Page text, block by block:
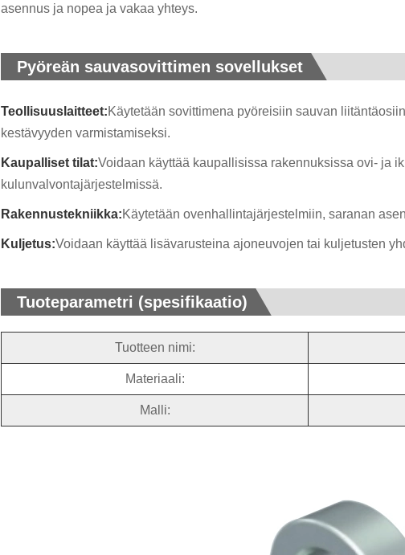
asennus ja nopea ja vakaa yhteys.
Pyöreän sauvasovittimen sovellukset
Teollisuuslaitteet:Käytetään sovittimena pyöreisiin sauvan
kestävyyden varmistamiseksi.
Kaupalliset tilat:Voidaan käyttää kaupallisissa rakennuksissa ovi- ja
kulunvalvontajärjestelmissä.
Rakennustekniikka:Käytetään ovenhallintajärjestelmiin, saranan
Kuljetus:Voidaan käyttää lisävarusteina ajoneuvojen tai kuljetusten
Tuoteparametri (spesifikaatio)
Tuotteen nimi:
Materiaali:
Malli: